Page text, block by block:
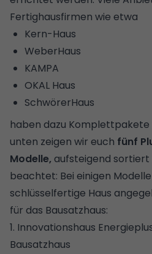
Fertighausfirmen wie etwa
Kern-Haus
WeberHaus
KAMPA
OKAL Haus
SchwörerHaus
haben dazu
unten zeigen wir euch fünf
Modelle,aufsteigend sortiert
beachtet: Bei einigen
schlüsselfertige Haus
für das Bausatzhaus:
1. Innovationshaus
Bausatzhaus